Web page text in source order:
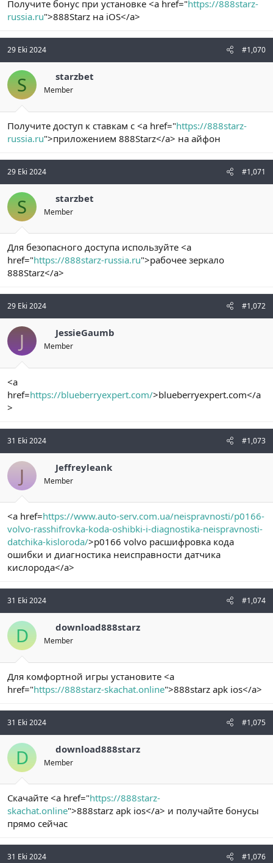
Получите бонус при установке <a href="https://888starz-
russia.ru">888Starz на iOS</a>
29 Eki 2024 #1,070
S starzbet
Member
Получите доступ к ставкам с <a href="https://888starz-
russia.ru">приложением 888Starz</a> на айфон
29 Eki 2024 #1,071
S starzbet
Member
Для безопасного доступа используйте <a
href="https://888starz-russia.ru">рабочее зеркало
888Starz</a>
29 Eki 2024 #1,072
J JessieGaumb
Member
<a
href=https://blueberryexpert.com/>blueberryexpert.com</a
>
31 Eki 2024 #1,073
J Jeffreyleank
Member
<a href=https://www.auto-serv.com.ua/neispravnosti/p0166-
volvo-rasshifrovka-koda-oshibki-i-diagnostika-neispravnosti-
datchika-kisloroda/>p0166 volvo расшифровка кода
ошибки и диагностика неисправности датчика
кислорода</a>
31 Eki 2024 #1,074
D download888starz
Member
Для комфортной игры установите <a
href="https://888starz-skachat.online">888starz apk ios</a>
31 Eki 2024 #1,075
D download888starz
Member
Скачайте <a href="https://888starz-
skachat.online">888starz apk ios</a> и получайте бонусы
прямо сейчас
31 Eki 2024 #1,076